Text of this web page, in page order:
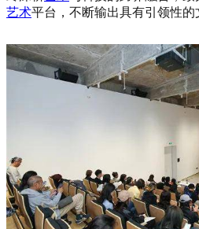
艺术平台，不断输出具有引领性的